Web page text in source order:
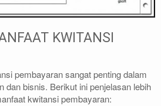
KWITANSI
pembayaran sangat penting dalam
dan bisnis. Berikut ini penjelasan lebih
kwitansi pembayaran: